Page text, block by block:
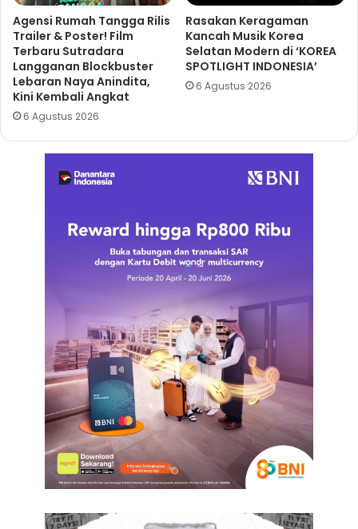
Agensi Rumah Tangga Rilis
Trailer & Poster! Film
Terbaru Sutradara
Langganan Blockbuster
Lebaran Naya Anindita,
Kini Kembali Angkat
6 Agustus 2026
Rasakan Keragaman
Kancah Musik Korea
Selatan Modern di ‘KOREA
SPOTLIGHT INDONESIA’
6 Agustus 2026